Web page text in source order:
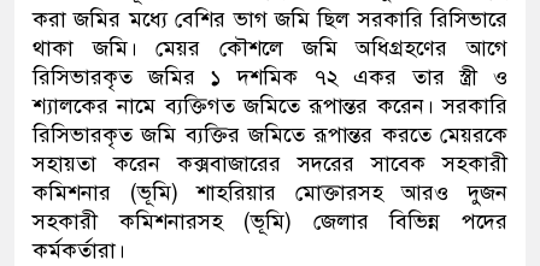
করা জমির মধ্যে বেশির ভাগ জমি ছিল সরকারি রিসিভারে
থাকা জমি। মেয়র কৌশলে জমি অধিগ্রহণের আগে
রিসিভারকৃত জমির ১ দশমিক ৭২ একর তার স্ত্রী ও
শ্যালকের নামে ব্যক্তিগত জমিতে রূপান্তর করেন। সরকারি
রিসিভারকৃত জমি ব্যক্তির জমিতে রূপান্তর করতে মেয়রকে
সহায়তা করেন কক্সবাজারের সদরের সাবেক সহকারী
কমিশনার (ভূমি) শাহরিয়ার মোক্তারসহ আরও দুজন
সহকারী কমিশনারসহ (ভূমি) জেলার বিভিন্ন পদের
কর্মকর্তারা।